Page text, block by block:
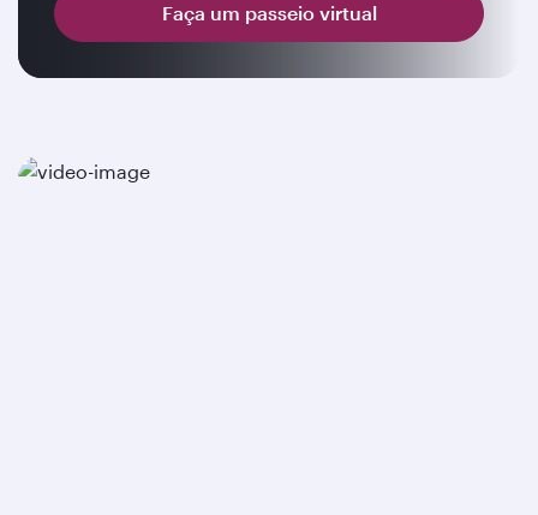
Faça um passeio virtual